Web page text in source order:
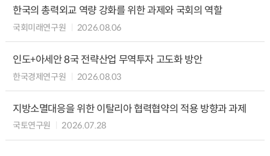
한국의 총력외교 역량 강화를 위한 과제와 국회의 역할
국회미래연구원 2026.08.06
인도+아세안 8국 전략산업 무역투자 고도화 방안
한국경제연구원 2026.08.03
지방소멸대응을 위한 이탈리아 협력협약의 적용 방향과 과제
국토연구원 2026.07.28